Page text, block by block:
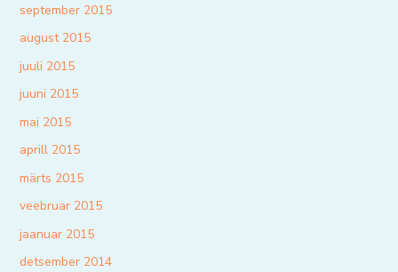
september 2015
august 2015
juuli 2015
juuni 2015
mai 2015
aprill 2015
märts 2015
veebruar 2015
jaanuar 2015
detsember 2014